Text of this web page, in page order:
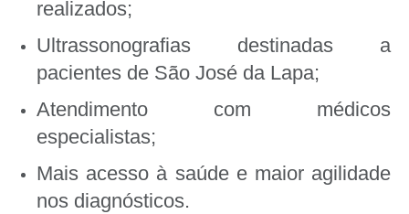
realizados;
Ultrassonografias destinadas a
pacientes de São José da Lapa;
Atendimento com médicos
especialistas;
Mais acesso à saúde e maior agilidade
nos diagnósticos.